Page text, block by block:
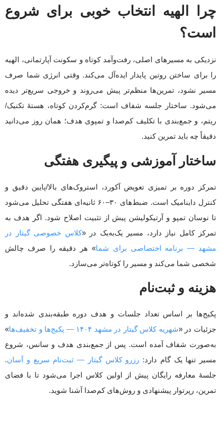
چرا الهیه انتخاب خوبی برای شروع
است؟
نزدیکی به مسیرهای اصلی، رفت‌وآمد کوتاه و سکونت آپارتمانی، الهیه
را برای ساختن روتین پایدار ایده‌آل می‌کند. وقتی انرژی شما صرف
مسیر نشود، تمرین‌ها منظم‌تر پیش می‌روند و خروجی سریع‌تر دیده
می‌شود. ساختار جلسه شفاف است: گرم‌کردن کوتاه، هستهٔ تکنیک/
ریتم، و جمع‌بندی با تکلیف کم‌صدا و تمپوی هدف؛ همان روز می‌دانید
دقیقاً چه باید تمرین کنید.
ساختار آموزشی و پیگیری هفتگی
تمرکز دوره بر تمیزی تعویض آکورد، استروک‌های بالا/پایین دقیق و
کنترل داینامیک است. ضبط‌های ۳۰–۶۰ ثانیه‌ای هفتگی تحلیل می‌شود
تا نوسان تمپو و آرتیکولیشن پیش از تثبیت اصلاح شود. اگر هدف به
تمرکز کامل نیاز دارد، مسیر یک‌به‌یک در «کلاس خصوصی گیتار در
مشهد — برنامه اختصاصی برای شما» هر دقیقه را صرف چالش
شخصی شما می‌کند و مسیر را کوتاه‌تر می‌سازد.
هزینه و ثبت‌نام
پکیج‌ها بر اساس تعداد جلسات و هدف دوره طبقه‌بندی شده‌اند و
جزئیات در «شهریه کلاس گیتار در مشهد ۱۴۰۴ — پکیج‌ها و تخفیف‌ها
»
به‌صورت شفاف آمده است. پس از جمع‌بندی هدف و سانس، شروع
مسیر تنها یک گام دارد: رزرو کلاس گیتار — ثبت‌نام سریع و آسان.
جلسهٔ معارفه رایگان پیش از اولین کلاس اجرا می‌شود تا با فضای
تمرین، رپرتوار پیشنهادی و روش‌های کم‌صدا آشنا شوید.